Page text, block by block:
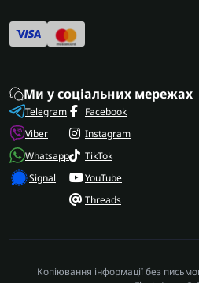
Ми у соціальних мережах
Telegram
Viber
Whatsapp
Signal
Facebook
Instagram
TikTok
YouTube
Threads
Копіювання інформації без